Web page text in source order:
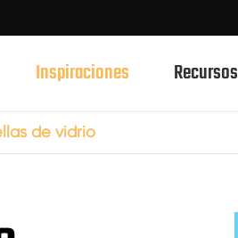
Inspiraciones Recursos
de vidrio